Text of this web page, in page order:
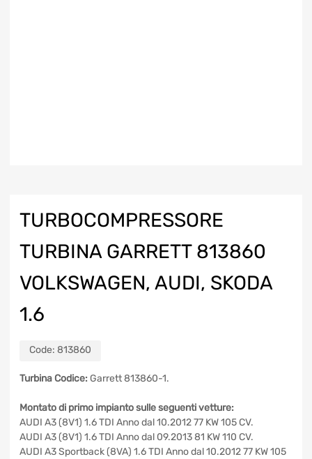
TURBOCOMPRESSORE
TURBINA GARRETT 813860
VOLKSWAGEN, AUDI, SKODA
1.6
Code: 813860
Turbina Codice: Garrett 813860-1.
Montato di primo impianto sulle seguenti vetture:
AUDI A3 (8V1) 1.6 TDI Anno dal 10.2012 77 KW 105 CV.
AUDI A3 (8V1) 1.6 TDI Anno dal 09.2013 81 KW 110 CV.
AUDI A3 Sportback (8VA) 1.6 TDI Anno dal 10.2012 77 KW 105